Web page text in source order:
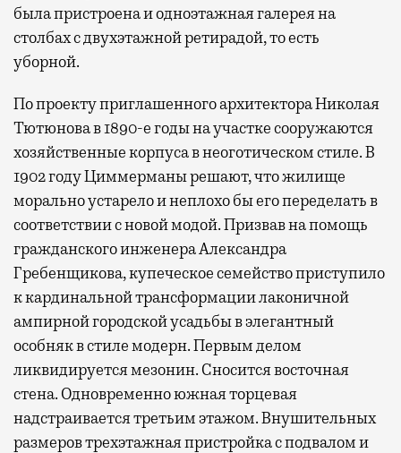
была пристроена и одноэтажная галерея на
столбах с двухэтажной ретирадой, то есть
уборной.
По проекту приглашенного архитектора Николая
Тютюнова в 1890-е годы на участке сооружаются
хозяйственные корпуса в неоготическом стиле. В
1902 году Циммерманы решают, что жилище
морально устарело и неплохо бы его переделать в
соответствии с новой модой. Призвав на помощь
гражданского инженера Александра
Гребенщикова, купеческое семейство приступило
к кардинальной трансформации лаконичной
ампирной городской усадьбы в элегантный
особняк в стиле модерн. Первым делом
ликвидируется мезонин. Сносится восточная
стена. Одновременно южная торцевая
надстраивается третьим этажом. Внушительных
размеров трехэтажная пристройка с подвалом и